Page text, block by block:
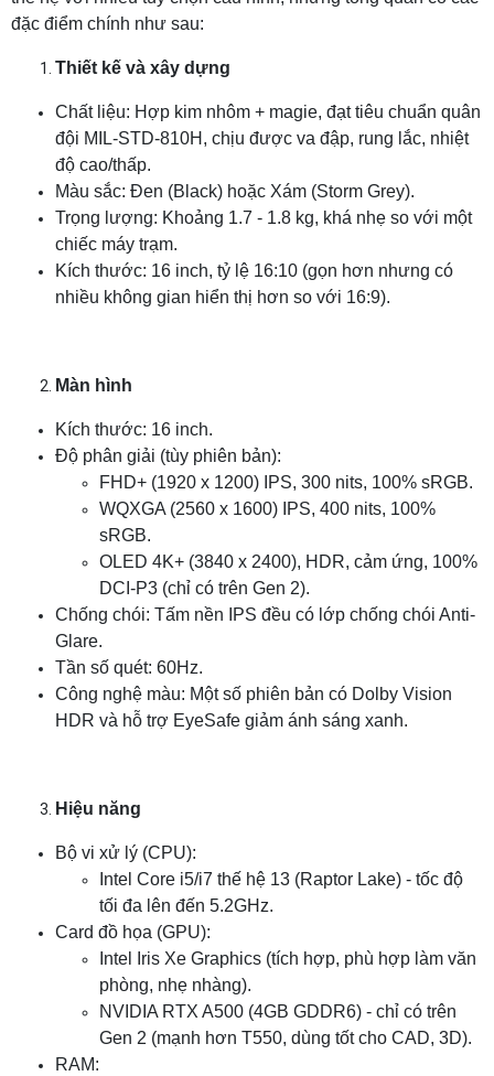
đặc điểm chính như sau:
Thiết kế và xây dựng
Chất liệu: Hợp kim nhôm + magie, đạt tiêu chuẩn quân
đội MIL-STD-810H, chịu được va đập, rung lắc, nhiệt
độ cao/thấp.
Màu sắc: Đen (Black) hoặc Xám (Storm Grey).
Trọng lượng: Khoảng 1.7 - 1.8 kg, khá nhẹ so với một
chiếc máy trạm.
Kích thước: 16 inch, tỷ lệ 16:10 (gọn hơn nhưng có
nhiều không gian hiển thị hơn so với 16:9).
Màn hình
Kích thước: 16 inch.
Độ phân giải (tùy phiên bản):
FHD+ (1920 x 1200) IPS, 300 nits, 100% sRGB.
WQXGA (2560 x 1600) IPS, 400 nits, 100%
sRGB.
OLED 4K+ (3840 x 2400), HDR, cảm ứng, 100%
DCI-P3 (chỉ có trên Gen 2).
Chống chói: Tấm nền IPS đều có lớp chống chói Anti-
Glare.
Tần số quét: 60Hz.
Công nghệ màu: Một số phiên bản có Dolby Vision
HDR và hỗ trợ EyeSafe giảm ánh sáng xanh.
Hiệu năng
Bộ vi xử lý (CPU):
Intel Core i5/i7 thế hệ 13 (Raptor Lake) - tốc độ
tối đa lên đến 5.2GHz.
Card đồ họa (GPU):
Intel Iris Xe Graphics (tích hợp, phù hợp làm văn
phòng, nhẹ nhàng).
NVIDIA RTX A500 (4GB GDDR6) - chỉ có trên
Gen 2 (mạnh hơn T550, dùng tốt cho CAD, 3D).
RAM: